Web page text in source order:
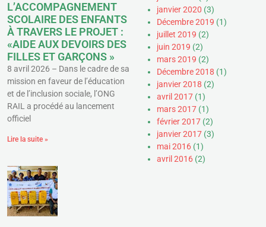
L’ACCOMPAGNEMENT
SCOLAIRE DES ENFANTS
À TRAVERS LE PROJET :
«AIDE AUX DEVOIRS DES
FILLES ET GARÇONS »
8 avril 2026 – Dans le cadre de sa
mission en faveur de l’éducation
et de l’inclusion sociale, l’ONG
RAIL a procédé au lancement
officiel
Lire la suite »
janvier 2020 (3)
Décembre 2019 (1)
juillet 2019 (2)
juin 2019 (2)
mars 2019 (2)
Décembre 2018 (1)
janvier 2018 (2)
avril 2017 (1)
mars 2017 (1)
février 2017 (2)
janvier 2017 (3)
mai 2016 (1)
avril 2016 (2)